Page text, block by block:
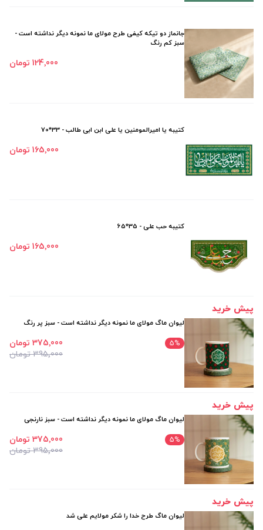
جانماز دو تیکه کیفی طرح مولای ما نمونه دیگر نداشته است -
سبز کم رنگ
124٬000 تومان
کتیبه یا امیرالمومنین یا علی ابن ابی طالب - 33*70
165٬000 تومان
کتیبه حب علی - 35*65
165٬000 تومان
پیش خرید
لیوان ماگ مولای ما نمونه دیگر نداشته است - سبز پر رنگ
5%
395٬000 تومان
375٬000 تومان
پیش خرید
لیوان ماگ مولای ما نمونه دیگر نداشته است - سبز نارنجی
5%
395٬000 تومان
375٬000 تومان
پیش خرید
لیوان ماگ طرح خدا را شکر مولایم علی شد